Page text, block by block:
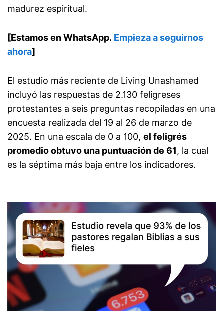
madurez espiritual.
[Estamos en WhatsApp. Empieza a seguirnos
ahora]
El estudio más reciente de Living Unashamed
incluyó las respuestas de 2.130 feligreses
protestantes a seis preguntas recopiladas en una
encuesta realizada del 19 al 26 de marzo de
2025. En una escala de 0 a 100, el feligrés
promedio obtuvo una puntuación de 61, la cual
es la séptima más baja entre los indicadores.